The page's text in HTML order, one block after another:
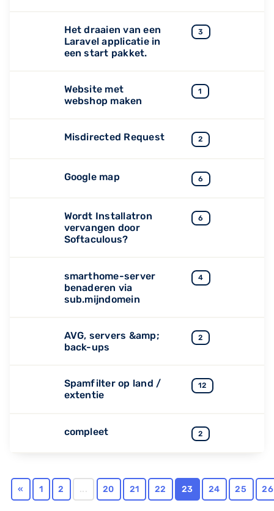
Het draaien van een
Laravel applicatie in
een start pakket.
3
Website met
webshop maken
1
Misdirected Request 2
Google map 6
Wordt Installatron
vervangen door
Softaculous?
6
smarthome-server
benaderen via
sub.mijndomein
4
AVG, servers &amp;
back-ups
2
Spamfilter op land /
extentie
12
compleet 2
« 1 2 ... 20 21 22 23 24 25 26